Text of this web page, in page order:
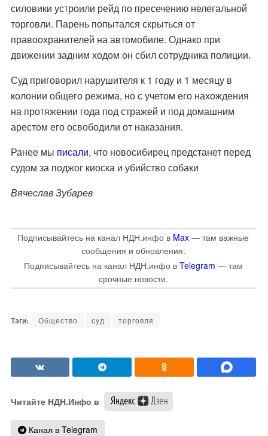
силовики устроили рейд по пресечению нелегальной
торговли. Парень попытался скрыться от
правоохранителей на автомобиле. Однако при
движении задним ходом он сбил сотрудника полиции.
Суд приговорил нарушителя к 1 году и 1 месяцу в
колонии общего режима, но с учетом его нахождения
на протяжении года под стражей и под домашним
арестом его освободили от наказания.
Ранее мы писали, что новосибирец предстанет перед
судом за поджог киоска и убийство собаки
Вячеслав Зубарев
Подписывайтесь на канал НДН.инфо в Max — там важные
сообщения и обновления.
Подписывайтесь на канал НДН.инфо в Telegram — там
срочные новости.
Общество суд торговля
Читайте НДН.Инфо в
Канал в Telegram